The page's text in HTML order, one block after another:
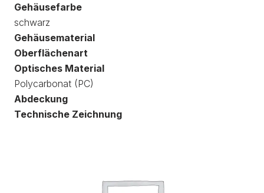
Gehäusefarbe
schwarz
Gehäusematerial
Oberflächenart
Optisches Material
Polycarbonat (PC)
Abdeckung
Technische Zeichnung